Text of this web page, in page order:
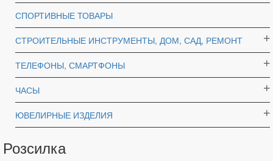
СПОРТИВНЫЕ ТОВАРЫ
СТРОИТЕЛЬНЫЕ ИНСТРУМЕНТЫ, ДОМ, САД, РЕМОНТ
ТЕЛЕФОНЫ, СМАРТФОНЫ
ЧАСЫ
ЮВЕЛИРНЫЕ ИЗДЕЛИЯ
Розсилка